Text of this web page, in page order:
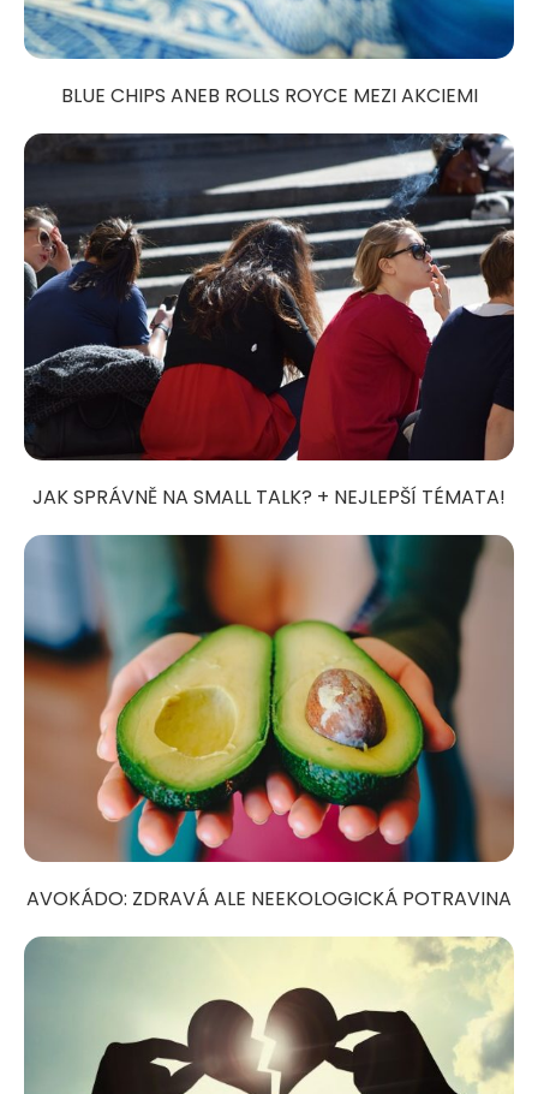
BLUE CHIPS ANEB ROLLS ROYCE MEZI AKCIEMI
JAK SPRÁVNĚ NA SMALL TALK? + NEJLEPŠÍ TÉMATA!
AVOKÁDO: ZDRAVÁ ALE NEEKOLOGICKÁ POTRAVINA